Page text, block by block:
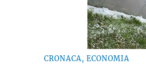
CRONACA, ECONOMIA